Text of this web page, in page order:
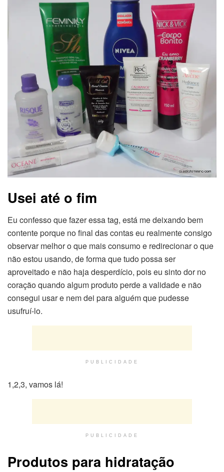
Usei até o fim
Eu confesso que fazer essa tag, está me deixando bem
contente porque no final das contas eu realmente consigo
observar melhor o que mais consumo e redirecionar o que
não estou usando, de forma que tudo possa ser
aproveitado e não haja desperdício, pois eu sinto dor no
coração quando algum produto perde a validade e não
consegui usar e nem dei para alguém que pudesse
usufruí-lo.
PUBLICIDADE
1,2,3, vamos lá!
PUBLICIDADE
Produtos para hidratação